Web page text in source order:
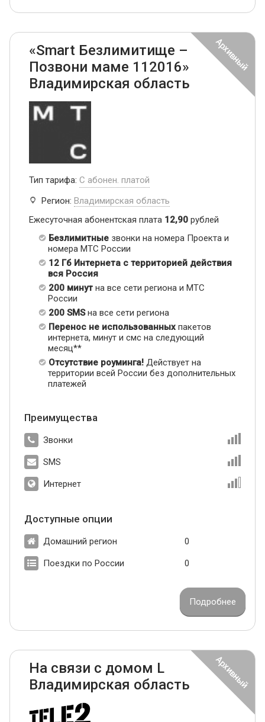
«Smart Безлимитище –
Позвони маме 112016»
Владимирская область
Тип тарифа: С абонен. платой
Регион: Владимирская область
Ежесуточная абонентская плата 12,90 рублей
Безлимитные звонки на номера Проекта и
номера МТС России
12 Гб Интернета с территорией действия
вся Россия
200 минут на все сети региона и МТС
России
200 SMSна все сети региона
Перенос не использованных пакетов
интернета, минут и смс на следующий
месяц**
Отсутствие роуминга! Действует на
территории всей России без дополнительных
платежей
Преимущества
Звонки
SMS
Интернет
Доступные опции
Домашний регион 0
Поездки по России 0
Подробнее
На связи с домом L
Владимирская область